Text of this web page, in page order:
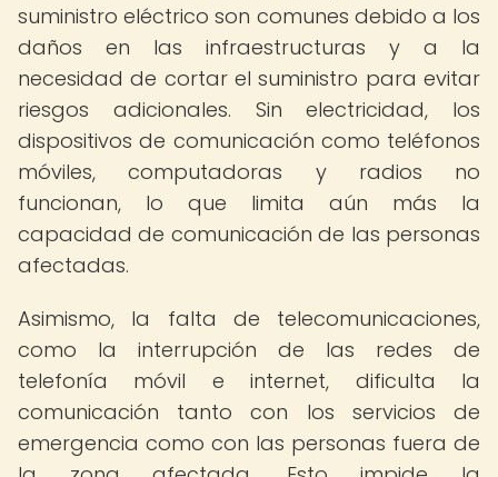
suministro eléctrico son comunes debido a los
daños en las infraestructuras y a la
necesidad de cortar el suministro para evitar
riesgos adicionales. Sin electricidad, los
dispositivos de comunicación como teléfonos
móviles, computadoras y radios no
funcionan, lo que limita aún más la
capacidad de comunicación de las personas
afectadas.
Asimismo, la falta de telecomunicaciones,
como la interrupción de las redes de
telefonía móvil e internet, dificulta la
comunicación tanto con los servicios de
emergencia como con las personas fuera de